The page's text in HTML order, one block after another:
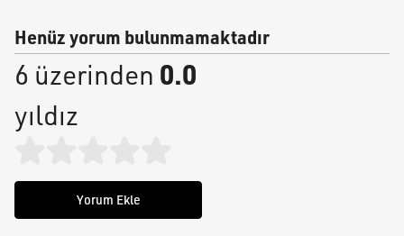
Henüz yorum bulunmamaktadır
6 üzerinden 0.0
yıldız
Yorum Ekle